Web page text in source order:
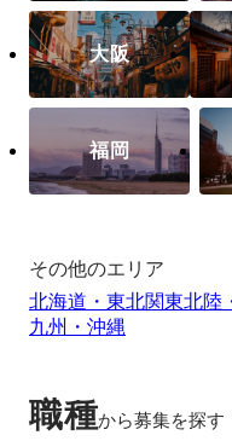
大阪
福岡
その他のエリア
北海道・東北関東北陸
九州・沖縄
職種から募集を探す